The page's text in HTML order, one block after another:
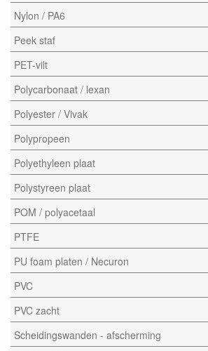
Nylon / PA6
Peek staf
PET-vilt
Polycarbonaat / lexan
Polyester / Vivak
Polypropeen
Polyethyleen plaat
Polystyreen plaat
POM / polyacetaal
PTFE
PU foam platen / Necuron
PVC
PVC zacht
Scheidingswanden - afscherming